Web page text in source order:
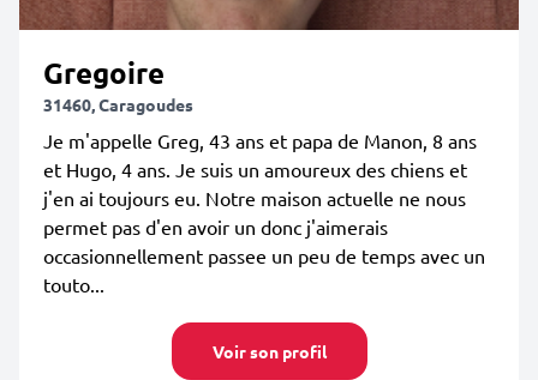
Gregoire
31460, Caragoudes
Je m'appelle Greg, 43 ans et papa de Manon, 8 ans
et Hugo, 4 ans. Je suis un amoureux des chiens et
j'en ai toujours eu. Notre maison actuelle ne nous
permet pas d'en avoir un donc j'aimerais
occasionnellement passee un peu de temps avec un
touto...
Voir son profil